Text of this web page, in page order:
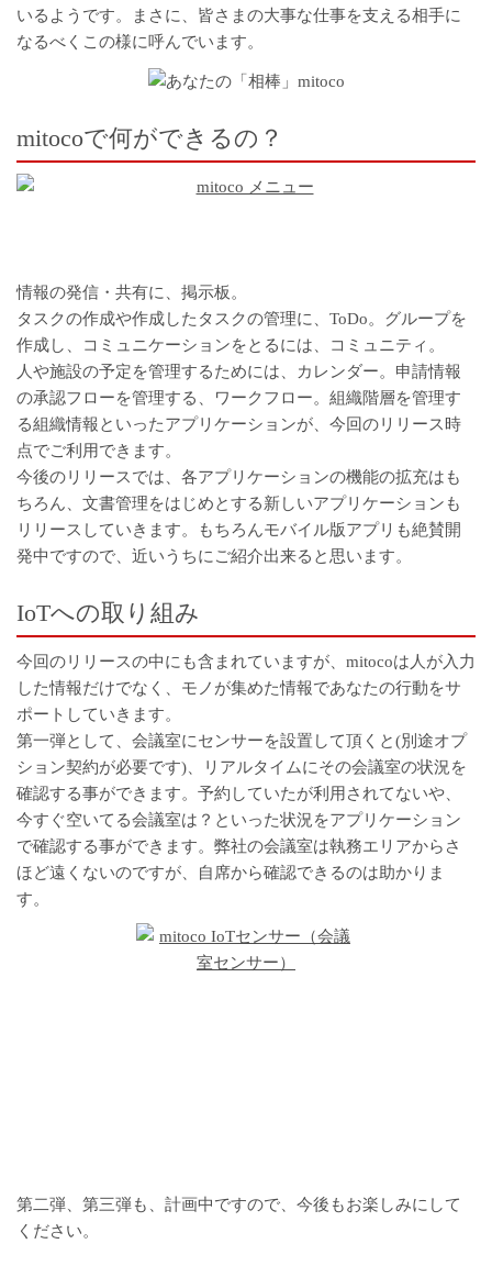
いるようです。まさに、皆さまの大事な仕事を支える相手に
なるべくこの様に呼んでいます。
mitocoで何ができるの？
情報の発信・共有に、掲示板。
タスクの作成や作成したタスクの管理に、ToDo。グループを
作成し、コミュニケーションをとるには、コミュニティ。
人や施設の予定を管理するためには、カレンダー。申請情報
の承認フローを管理する、ワークフロー。組織階層を管理す
る組織情報といったアプリケーションが、今回のリリース時
点でご利用できます。
今後のリリースでは、各アプリケーションの機能の拡充はも
ちろん、文書管理をはじめとする新しいアプリケーションも
リリースしていきます。もちろんモバイル版アプリも絶賛開
発中ですので、近いうちにご紹介出来ると思います。
IoTへの取り組み
今回のリリースの中にも含まれていますが、mitocoは人が入力
した情報だけでなく、モノが集めた情報であなたの行動をサ
ポートしていきます。
第一弾として、会議室にセンサーを設置して頂くと(別途オプ
ション契約が必要です)、リアルタイムにその会議室の状況を
確認する事ができます。予約していたが利用されてないや、
今すぐ空いてる会議室は？といった状況をアプリケーション
で確認する事ができます。弊社の会議室は執務エリアからさ
ほど遠くないのですが、自席から確認できるのは助かりま
す。
第二弾、 第三弾も、計画中ですので、今後もお楽しみにして
ください。